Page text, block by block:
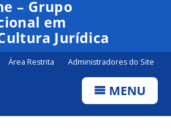
– Grupo
em
Jurídica
Área Restrita Administradores do Site
MENU